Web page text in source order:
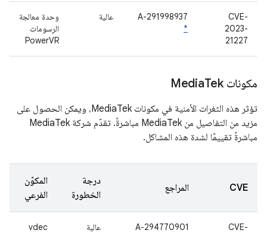
CVE-
2023-
21227
A-291998937
*
عالية
وحدة معالجة
الرسومات
PowerVR
مكونات MediaTek
تؤثر هذه الثغرات الأمنية في مكونات MediaTek، ويمكن الحصول على
مزيد من التفاصيل من MediaTek مباشرةً. تقدّم شركة MediaTek
مباشرةً تقييمًا لشدة هذه المشاكل.
CVE المراجع
درجة
الخطورة
المكوّن
الفرعي
CVE-
A-294770901
عالية vdec